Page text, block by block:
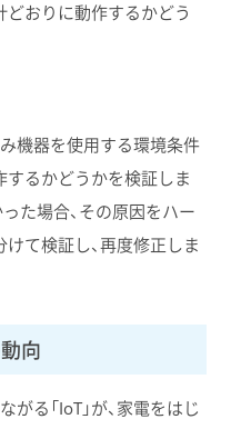
おりに動作するかどう
機器を使用する環境条件
るかどうかを検証しま
た場合、その原因をハー
て検証し、再度修正しま
向
る「IoT」が、家電をはじ